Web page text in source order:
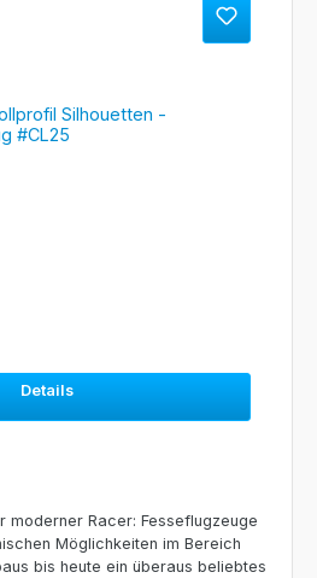
Silhouetten -
#CL25
Details
moderner Racer: Fesseflugzeuge
Möglichkeiten im Bereich
bis heute ein überaus beliebtes